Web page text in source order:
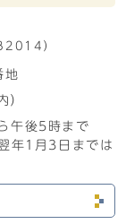
）
地
）
午後5時まで
年1月3日までは